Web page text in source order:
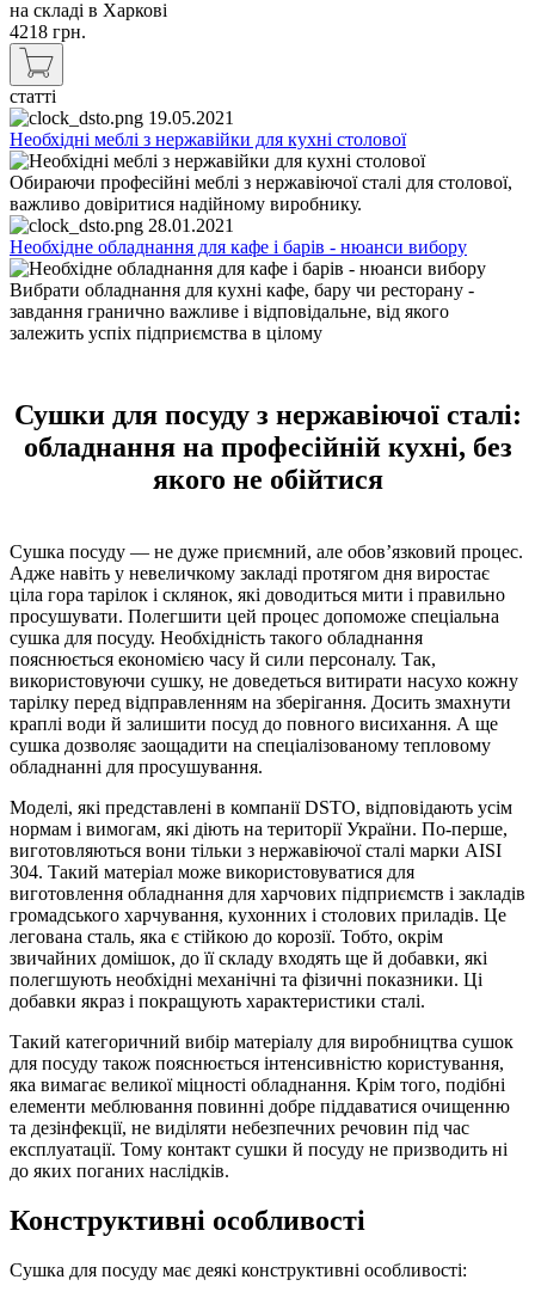
на складі в Харкові
4218 грн.
статті
19.05.2021
Необхідні меблі з нержавійки для кухні столової
Обираючи професійні меблі з нержавіючої сталі для столової,
важливо довіритися надійному виробнику.
28.01.2021
Необхідне обладнання для кафе і барів - нюанси вибору
Вибрати обладнання для кухні кафе, бару чи ресторану -
завдання гранично важливе і відповідальне, від якого
залежить успіх підприємства в цілому
Сушки для посуду з нержавіючої сталі:
обладнання на професійній кухні, без
якого не обійтися
Сушка посуду — не дуже приємний, але обов’язковий процес.
Адже навіть у невеличкому закладі протягом дня виростає
ціла гора тарілок і склянок, які доводиться мити і правильно
просушувати. Полегшити цей процес допоможе спеціальна
сушка для посуду. Необхідність такого обладнання
пояснюється економією часу й сили персоналу. Так,
використовуючи сушку, не доведеться витирати насухо кожну
тарілку перед відправленням на зберігання. Досить змахнути
краплі води й залишити посуд до повного висихання. А ще
сушка дозволяє заощадити на спеціалізованому тепловому
обладнанні для просушування.
Моделі, які представлені в компанії DSTO, відповідають усім
нормам і вимогам, які діють на території України. По-перше,
виготовляються вони тільки з нержавіючої сталі марки AISI
304. Такий матеріал може використовуватися для
виготовлення обладнання для харчових підприємств і закладів
громадського харчування, кухонних і столових приладів. Це
легована сталь, яка є стійкою до корозії. Тобто, окрім
звичайних домішок, до її складу входять ще й добавки, які
полегшують необхідні механічні та фізичні показники. Ці
добавки якраз і покращують характеристики сталі.
Такий категоричний вибір матеріалу для виробництва сушок
для посуду також пояснюється інтенсивністю користування,
яка вимагає великої міцності обладнання. Крім того, подібні
елементи меблювання повинні добре піддаватися очищенню
та дезінфекції, не виділяти небезпечних речовин під час
експлуатації. Тому контакт сушки й посуду не призводить ні
до яких поганих наслідків.
Конструктивні особливості
Сушка для посуду має деякі конструктивні особливості: